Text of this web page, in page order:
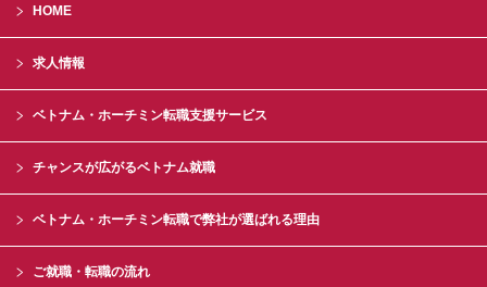
HOME
求人情報
ベトナム・ホーチミン転職支援サービス
チャンスが広がるベトナム就職
ベトナム・ホーチミン転職で弊社が選ばれる理由
ご就職・転職の流れ